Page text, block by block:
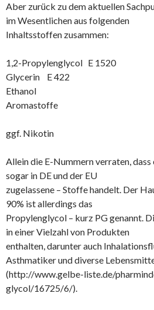
Aber zurück zu dem aktuellen
im Wesentlichen aus folgenden
Inhaltsstoffen zusammen:
1,2-Propylenglycol E 1520
Glycerin E 422
Ethanol
Aromastoffe
ggf. Nikotin
Allein die E-Nummern verraten, dass
sogar in DE und der EU
zugelassene – Stoffe handelt. Der
90% ist allerdings das
Propylenglycol – kurz PG genannt.
in einer Vielzahl von Produkten
enthalten, darunter auch
Asthmatiker und diverse
(http://www.gelbe-liste.de/
glycol/16725/6/).